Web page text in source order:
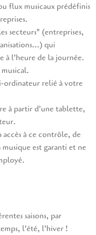
flux musicaux prédéfinis
secteurs" (entreprises,
qui
à l'heure de la journée.
ordinateur relié à votre
à partir d'une tablette,
accès à ce contrôle, de
est garanti et ne
saisons, par
l'été, l'hiver !